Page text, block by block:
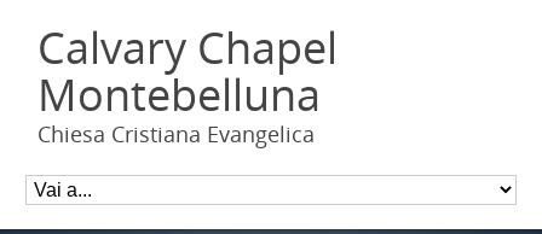
Calvary Chapel
Montebelluna
Chiesa Cristiana Evangelica